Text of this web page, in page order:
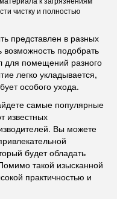
чистку и полностью
представлен в разных
возможность подобрать
для помещений разного
легко укладывается,
особого ухода.
самые популярные
известных
Вы можете
будет обладать
такой изысканной
практичностью и